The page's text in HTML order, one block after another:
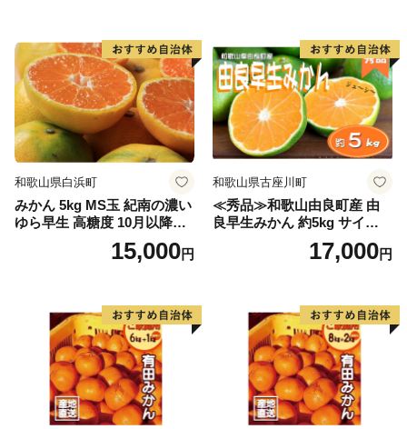
和歌山県白浜町
みかん 5kg MS玉 紀南の濃い
ゆら早生 高糖度 10月以降発
送 マルチ被覆栽培15,000円
和歌山県古座川町
≪秀品≫和歌山由良町産 由
良早生みかん 約5kg サイズお
まかせ【sml106C】17,000円